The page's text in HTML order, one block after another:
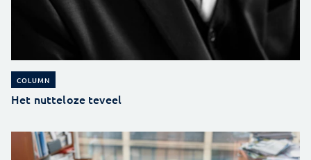
COLUMN
Het nutteloze teveel